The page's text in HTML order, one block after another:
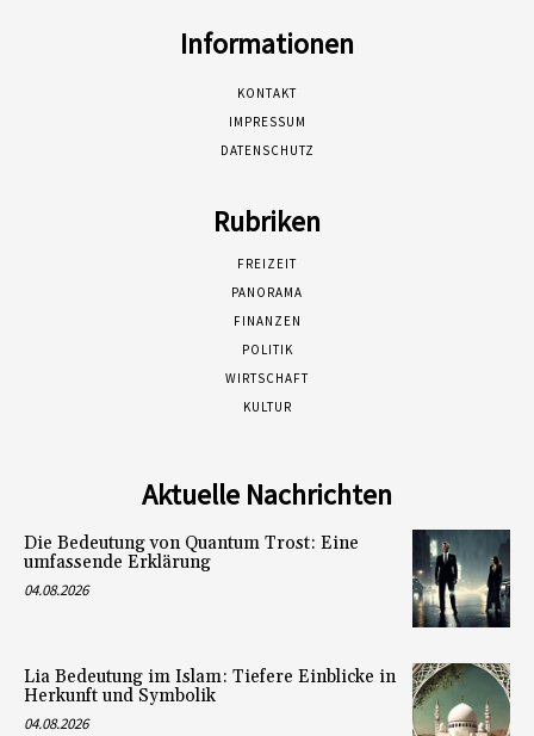
Informationen
KONTAKT
IMPRESSUM
DATENSCHUTZ
Rubriken
FREIZEIT
PANORAMA
FINANZEN
POLITIK
WIRTSCHAFT
KULTUR
Aktuelle Nachrichten
Die Bedeutung von Quantum Trost: Eine
umfassende Erklärung
04.08.2026
Lia Bedeutung im Islam: Tiefere Einblicke in
Herkunft und Symbolik
04.08.2026